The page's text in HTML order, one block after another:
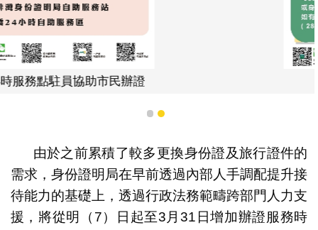
身份證明局增辦證時間
1 2
由於之前累積了較多更換身份證及旅行證件的
需求，身份證明局在早前透過內部人手調配提升接
待能力的基礎上，透過行政法務範疇跨部門人力支
援，將從明（7）日起至3月31日增加辦證服務時